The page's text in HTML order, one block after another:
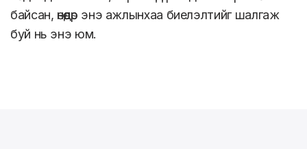
байсан, өнөөдөр энэ ажлынхаа биелэлтийг шалгаж
буй нь энэ юм.